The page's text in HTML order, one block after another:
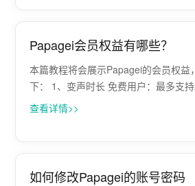
Papagei会员权益有哪些？
本篇教程将会展示Papagei的会员权益
下： 1、变声时长 免费用户：最多支
时长，超过一定时长限制后，需要重新
查看详情>>
如何修改Papagei的账号密码